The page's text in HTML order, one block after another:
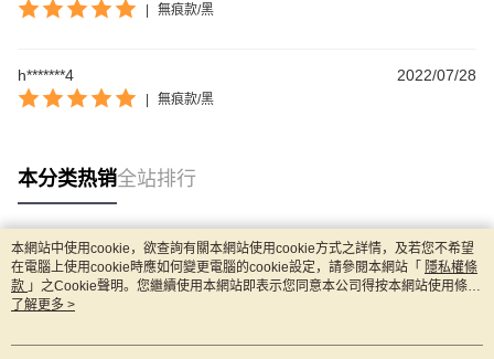
| 無痕款/黑
h*******4 2022/07/28
| 無痕款/黑
本分类热销全站排行
热门标签
本網站中使用cookie，欲查詢有關本網站使用cookie方式之詳情，及若您不希望
在電腦上使用cookie時應如何變更電腦的cookie設定，請參閱本網站「 隱私權條
款 」之Cookie聲明。您繼續使用本網站即表示您同意本公司得按本網站使用條款
之Cookie聲明使用cookie。
了解更多 >